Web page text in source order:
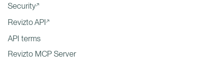
Security
Revizto API
API terms
Revizto MCP Server